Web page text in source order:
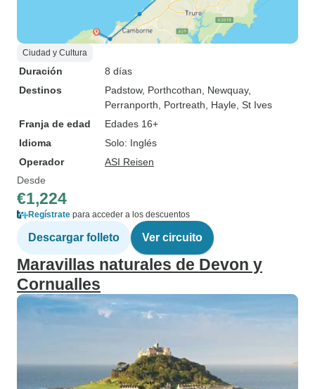
Ciudad y Cultura
Duración
8 días
Destinos
Padstow, Porthcothan , Newquay,
Perranporth , Portreath , Hayle , St Ives
Franja de edad
Edades 16+
Idioma
Solo: Inglés
Operador
ASI Reisen
Desde
€1,224
Regístrate para acceder a los descuentos
Descargar folleto Ver circuito
Maravillas naturales de Devon y
Cornualles